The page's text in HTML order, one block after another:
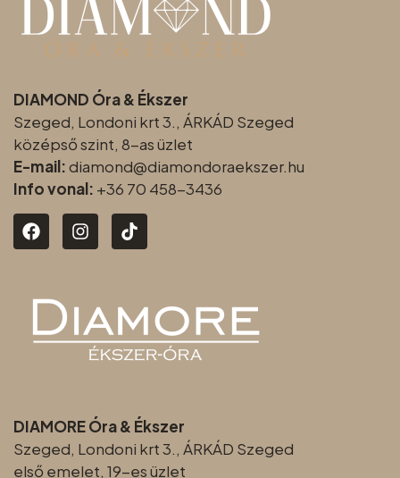
DIAMOND Óra & Ékszer
Szeged, Londoni krt 3., ÁRKÁD Szeged
középső szint, 8-as üzlet
E-mail:diamond@diamondoraekszer.hu
Info vonal: +36 70 458-3436
DIAMORE Óra & Ékszer
Szeged, Londoni krt 3., ÁRKÁD Szeged
első emelet, 19-es üzlet